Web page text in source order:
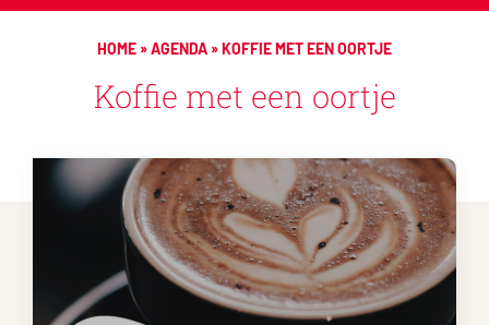
HOME »AGENDA »KOFFIE MET EEN OORTJE
Koffie met een oortje